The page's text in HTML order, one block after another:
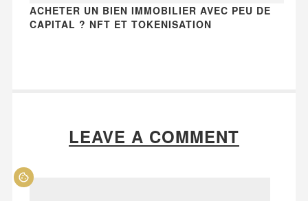
ACHETER UN BIEN IMMOBILIER AVEC PEU DE
CAPITAL ? NFT ET TOKENISATION
LEAVE A COMMENT